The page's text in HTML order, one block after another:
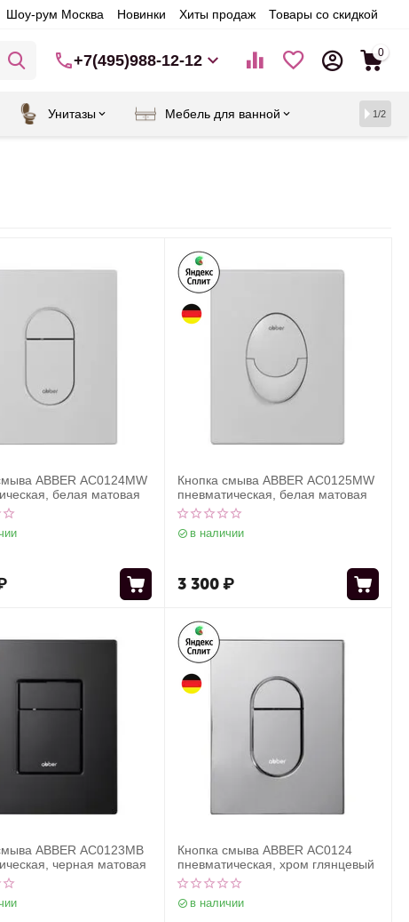
Шоу-рум Москва Новинки Хиты продаж Товары со скидкой
+7(495)988-12-12 0
Унитазы Мебель для ванной 1/2
ABBER AC0124MW
белая матовая
Кнопка смыва ABBER AC0125MW
пневматическая, белая матовая
в наличии
3 300₽
ABBER AC0123MB
черная матовая
Кнопка смыва ABBER AC0124
пневматическая, хром глянцевый
в наличии